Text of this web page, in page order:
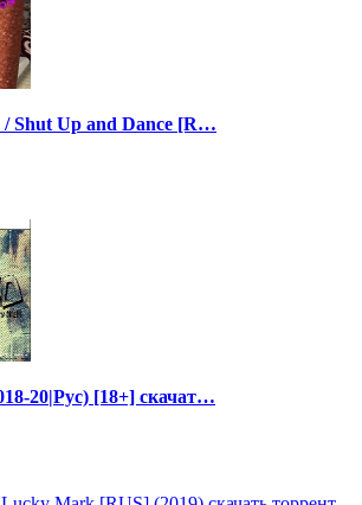
/ Shut Up and Dance [R…
20|Рус) [18+] скачат…